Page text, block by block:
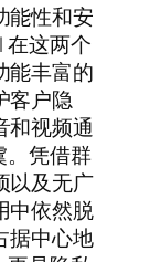
能性和安
在这两个
能丰富的
客户隐
和视频通
。凭借群
以及无广
中依然脱
据中心地